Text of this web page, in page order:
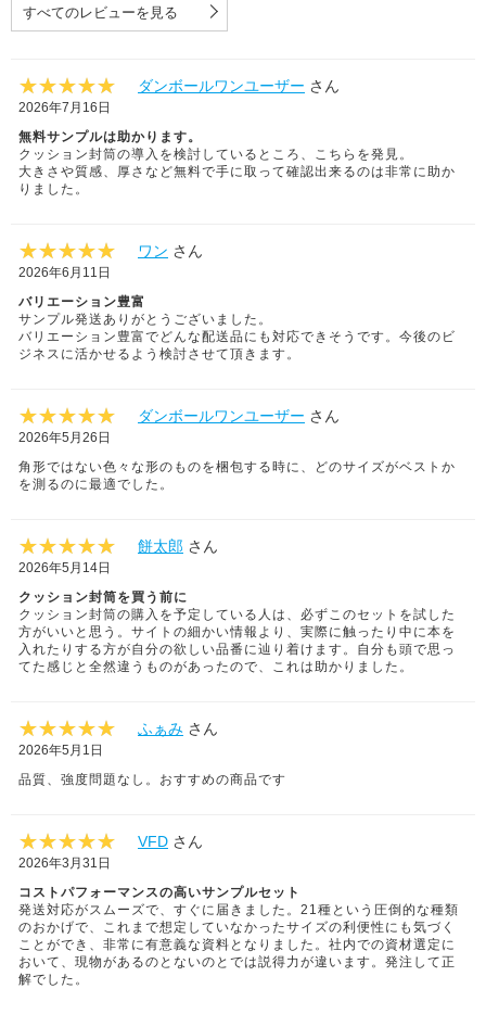
すべてのレビューを見る
ダンボールワンユーザー さん
2026年7月16日
無料サンプルは助かります。
クッション封筒の導入を検討しているところ、こちらを発見。
大きさや質感、厚さなど無料で手に取って確認出来るのは非常に助か
りました。
ワン さん
2026年6月11日
バリエーション豊富
サンプル発送ありがとうございました。
バリエーション豊富でどんな配送品にも対応できそうです。今後のビ
ジネスに活かせるよう検討させて頂きます。
ダンボールワンユーザー さん
2026年5月26日
角形ではない色々な形のものを梱包する時に、どのサイズがベストか
を測るのに最適でした。
餅太郎 さん
2026年5月14日
クッション封筒を買う前に
クッション封筒の購入を予定している人は、必ずこのセットを試した
方がいいと思う。サイトの細かい情報より、実際に触ったり中に本を
入れたりする方が自分の欲しい品番に辿り着けます。自分も頭で思っ
てた感じと全然違うものがあったので、これは助かりました。
ふぁみ さん
2026年5月1日
品質、強度問題なし。おすすめの商品です
VFD さん
2026年3月31日
コストパフォーマンスの高いサンプルセット
発送対応がスムーズで、すぐに届きました。21種という圧倒的な種類
のおかげで、これまで想定していなかったサイズの利便性にも気づく
ことができ、非常に有意義な資料となりました。社内での資材選定に
おいて、現物があるのとないのとでは説得力が違います。発注して正
解でした。